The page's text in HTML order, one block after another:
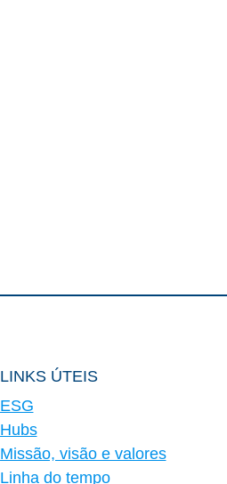
LINKS ÚTEIS
ESG
Hubs
Missão, visão e valores
Linha do tempo